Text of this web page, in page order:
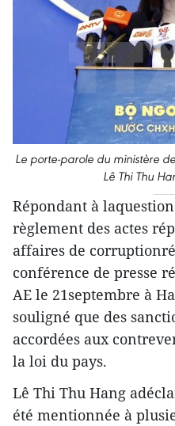
Le porte-parole du ministère
Lê Thi Thu
Répondant à
règlement des actes
affaires de
conférence de presse
AE le 21septembre à
souligné que des
accordées aux
la loi du pays.
Lê Thi Thu Hang
été mentionnée à